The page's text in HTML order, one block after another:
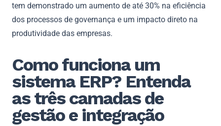
tem demonstrado um aumento de até 30% na eficiência
dos processos de governança e um impacto direto na
produtividade das empresas.
Como funciona um
sistema ERP? Entenda
as três camadas de
gestão e integração